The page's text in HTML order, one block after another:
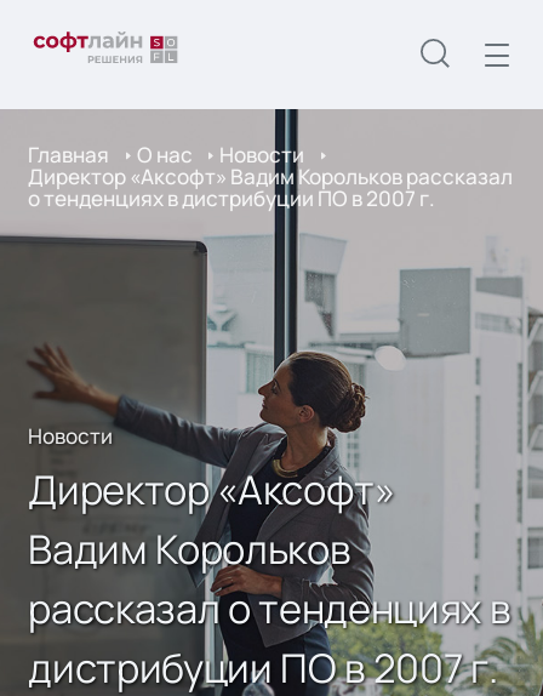
Главная О нас Новости
Директор «Аксофт» Вадим Корольков рассказал
о тенденциях в дистрибуции ПО в 2007 г.
Новости
Директор «Аксофт»
Вадим Корольков
рассказал о тенденциях в
дистрибуции ПО в 2007 г.